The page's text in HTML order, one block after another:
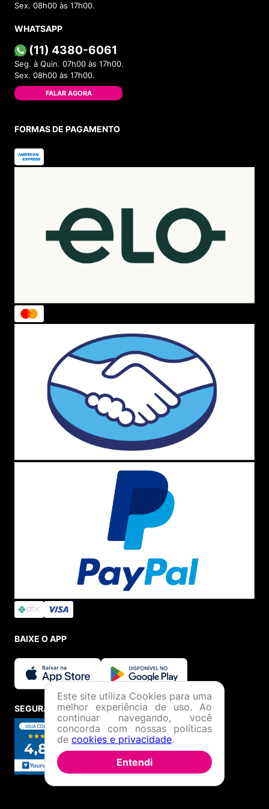
Sex. 08h00 às 17h00.
WHATSAPP
(11) 4380-6061
Seg. à Quin. 07h00 às 17h00.
Sex. 08h00 às 17h00.
FALAR AGORA
FORMAS DE PAGAMENTO
BAIXE O APP
SEGURANÇA E CREDIBILIDADE
Este site utiliza Cookies para uma
melhor experiência de uso. Ao
continuar navegando, você
concorda com nossas políticas
de cookies e privacidade.
Entendi